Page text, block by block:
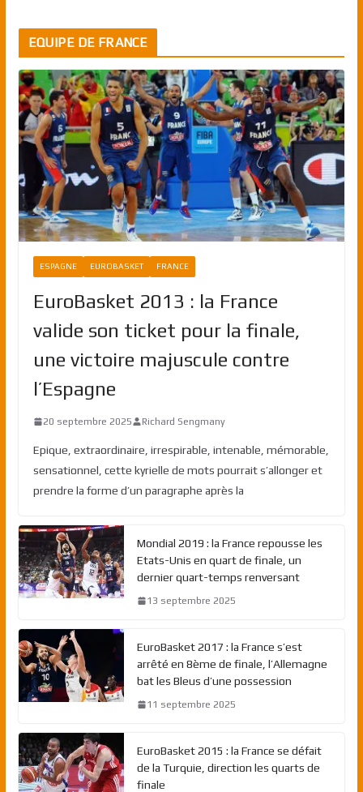
EQUIPE DE FRANCE
ESPAGNE EUROBASKET FRANCE
EuroBasket 2013 : la France
valide son ticket pour la finale,
une victoire majuscule contre
l’Espagne
20 septembre 2025 Richard Sengmany
Epique, extraordinaire, irrespirable, intenable, mémorable,
sensationnel, cette kyrielle de mots pourrait s’allonger et
prendre la forme d’un paragraphe après la
Mondial 2019 : la France repousse les
Etats-Unis en quart de finale, un
dernier quart-temps renversant
13 septembre 2025
EuroBasket 2017 : la France s’est
arrêté en 8ème de finale, l’Allemagne
bat les Bleus d’une possession
11 septembre 2025
EuroBasket 2015 : la France se défait
de la Turquie, direction les quarts de
finale